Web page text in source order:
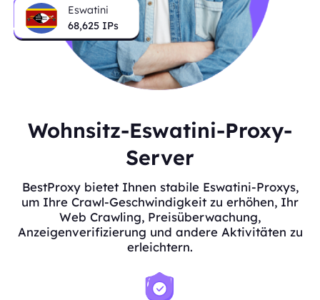
Eswatini
68,625 IPs
Wohnsitz-Eswatini-Proxy-
Server
BestProxy bietet Ihnen stabile Eswatini-Proxys,
um Ihre Crawl-Geschwindigkeit zu erhöhen, Ihr
Web Crawling, Preisüberwachung,
Anzeigenverifizierung und andere Aktivitäten zu
erleichtern.